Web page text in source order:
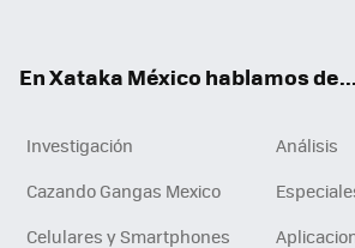
En Xataka México hablamos de...
Investigación
Análisis
Cazando Gangas Mexico
Celulares y Smartphones